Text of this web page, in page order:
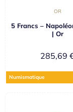
OR
5 Francs –
| Or
285,69
Numismatique